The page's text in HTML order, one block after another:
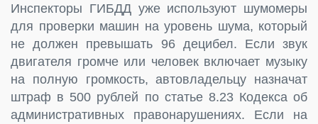
Инспекторы ГИБДД уже используют шумомеры
для проверки машин на уровень шума, который
не должен превышать 96 децибел. Если звук
двигателя громче или человек включает музыку
на полную громкость, автовладельцу назначат
штраф в 500 рублей по статье 8.23 Кодекса об
административных правонарушениях. Если на